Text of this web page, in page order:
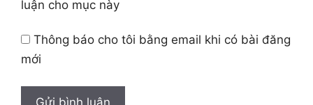
luận cho mục này
Thông báo cho tôi bằng email khi có bài đăng
mới